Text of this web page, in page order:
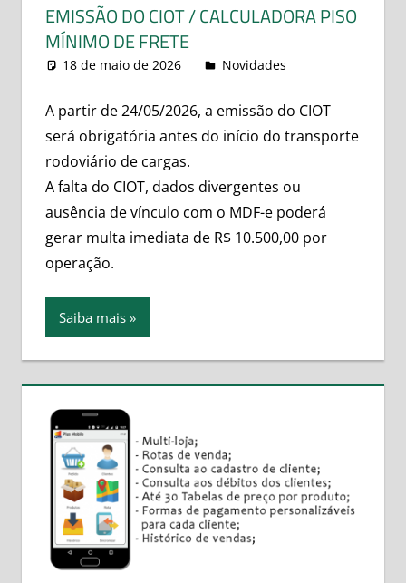
EMISSÃO DO CIOT / CALCULADORA PISO
MÍNIMO DE FRETE
18 de maio de 2026 leovitor
Novidades
A partir de 24/05/2026, a emissão do CIOT
será obrigatória antes do início do transporte
rodoviário de cargas.
A falta do CIOT, dados divergentes ou
ausência de vínculo com o MDF-e poderá
gerar multa imediata de R$ 10.500,00 por
operação.
Saiba mais